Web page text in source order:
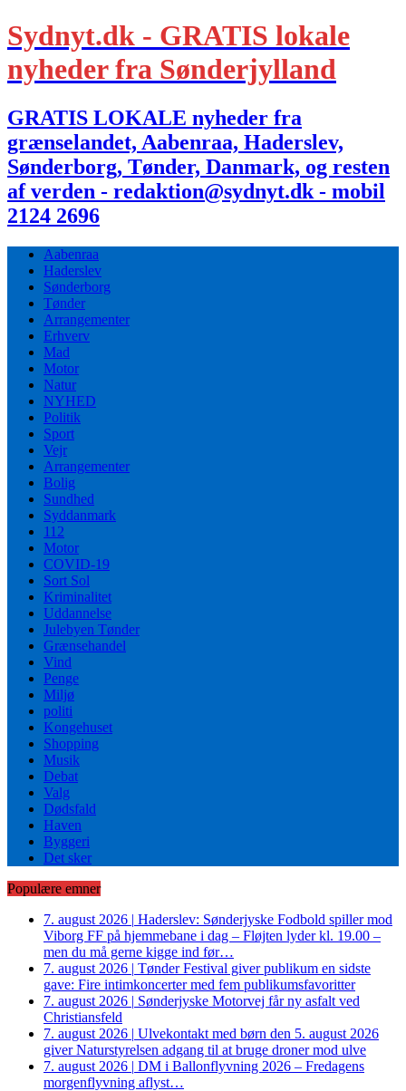
Sydnyt.dk - GRATIS lokale
nyheder fra Sønderjylland
GRATIS LOKALE nyheder fra
grænselandet, Aabenraa, Haderslev,
Sønderborg, Tønder, Danmark, og resten
af verden - redaktion@sydnyt.dk - mobil
2124 2696
Aabenraa
Haderslev
Sønderborg
Tønder
Arrangementer
Erhverv
Mad
Motor
Natur
NYHED
Politik
Sport
Vejr
Arrangementer
Bolig
Sundhed
Syddanmark
112
Motor
COVID-19
Sort Sol
Kriminalitet
Uddannelse
Julebyen Tønder
Grænsehandel
Vind
Penge
Miljø
politi
Kongehuset
Shopping
Musik
Debat
Valg
Dødsfald
Haven
Byggeri
Det sker
Populære emner
7. august 2026 | Haderslev: Sønderjyske Fodbold spiller mod
Viborg FF på hjemmebane i dag – Fløjten lyder kl. 19.00 –
men du må gerne kigge ind før…
7. august 2026 | Tønder Festival giver publikum en sidste
gave: Fire intimkoncerter med fem publikumsfavoritter
7. august 2026 | Sønderjyske Motorvej får ny asfalt ved
Christiansfeld
7. august 2026 | Ulvekontakt med børn den 5. august 2026
giver Naturstyrelsen adgang til at bruge droner mod ulve
7. august 2026 | DM i Ballonflyvning 2026 – Fredagens
morgenflyvning aflyst…